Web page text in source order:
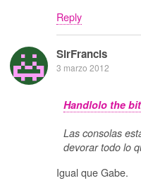
Reply
SirFrancis
3 marzo 2012
Handlolo the
Las consolas
devorar todo lo
Igual que Gabe.